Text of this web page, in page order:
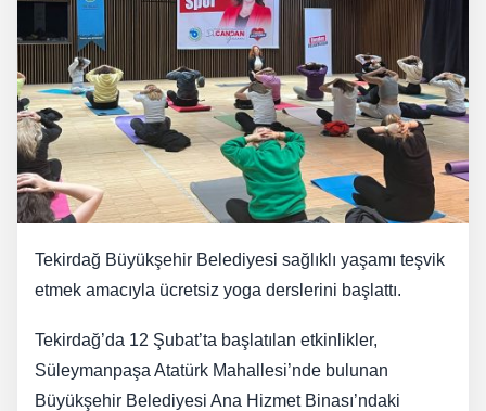
Tekirdağ Büyükşehir Belediyesi sağlıklı yaşamı teşvik
etmek amacıyla ücretsiz yoga derslerini başlattı.
Tekirdağ’da 12 Şubat’ta başlatılan etkinlikler,
Süleymanpaşa Atatürk Mahallesi’nde bulunan
Büyükşehir Belediyesi Ana Hizmet Binası’ndaki